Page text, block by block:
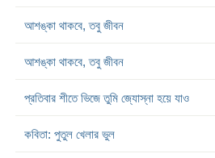
আশঙ্কা থাকবে, তবু জীবন
আশঙ্কা থাকবে, তবু জীবন
প্রতিবার শীতে ভিজে তুমি জ্যোস্না হয়ে যাও
কবিতা: পুতুল খেলার ভুল